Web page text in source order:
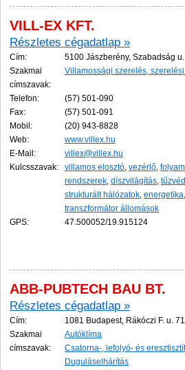
VILL-EX KFT.
Részletes cégadatlap »
Cím:
5100 Jászberény, Szabadság
Szakmai
címszavak:
Villamossági szerelés,
Telefon:
(57) 501-090
Fax:
(57) 501-091
Mobil:
(20) 943-8828
Web:
www.villex.hu
E-Mail:
villex@villex.hu
Kulcsszavak:
villamos elosztó, vezérlő,
rendszerek, díszvilágítás,
strukturált hálózatok, energetika,
transzformátor állomások
GPS:
47.500052/19.915124
ABB-PUBTECH BAU BT.
Részletes cégadatlap »
Cím:
1081 Budapest, Rákóczi F. u.
Szakmai
címszavak:
Autóklíma
Csatorna-, lefolyó- és
Duguláselhárítás